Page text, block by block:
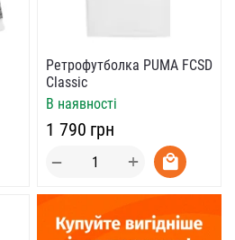
Ретрофутболка PUMA FCSD
Classic
В наявності
‍1 790‍ грн
+
−